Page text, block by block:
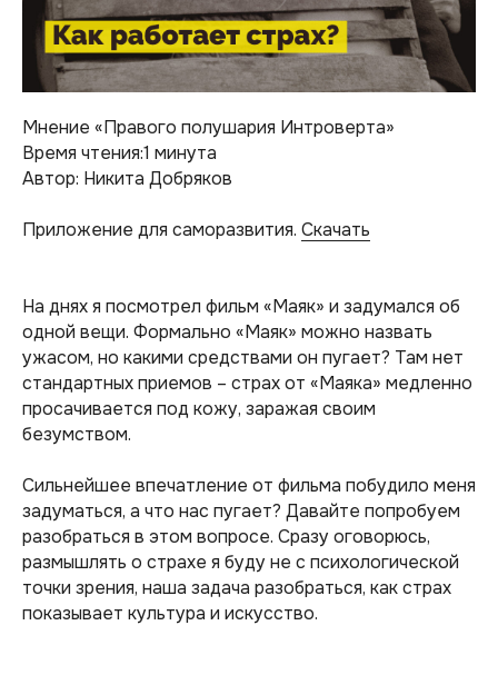
Мнение «Правого полушария Интроверта»
Время чтения:1 минута
Автор: Никита Добряков
Приложение для саморазвития. Скачать
На днях я посмотрел фильм «Маяк» и задумался об
одной вещи. Формально «Маяк» можно назвать
ужасом, но какими средствами он пугает? Там нет
стандартных приемов – страх от «Маяка» медленно
просачивается под кожу, заражая своим
безумством.
Сильнейшее впечатление от фильма побудило меня
задуматься, а что нас пугает? Давайте попробуем
разобраться в этом вопросе. Сразу оговорюсь,
размышлять о страхе я буду не с психологической
точки зрения, наша задача разобраться, как страх
показывает культура и искусство.